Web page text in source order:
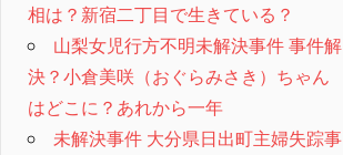
相は？新宿二丁目で生きている？
山梨女児行方不明未解決事件 事件解
決？小倉美咲（おぐらみさき）ちゃん
はどこに？あれから一年
未解決事件 大分県日出町主婦失踪事